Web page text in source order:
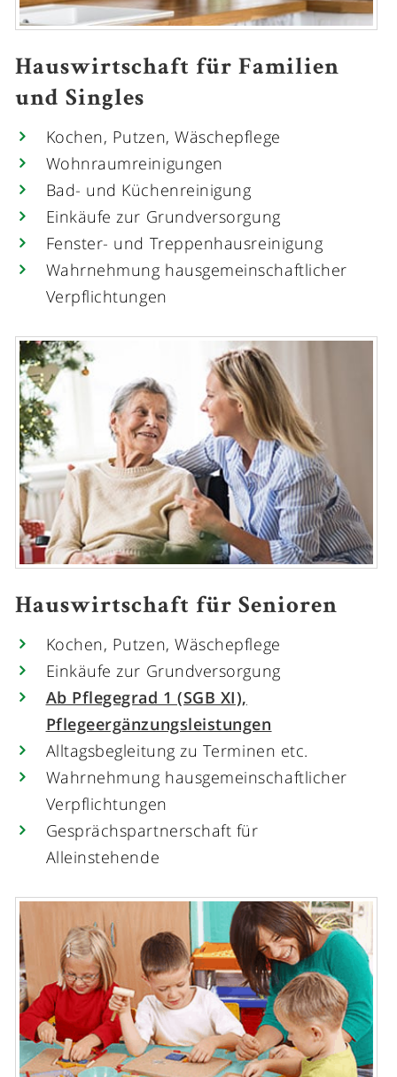
Hauswirtschaft für Familien
und Singles
Kochen, Putzen, Wäschepflege
Wohnraumreinigungen
Bad- und Küchenreinigung
Einkäufe zur Grundversorgung
Fenster- und Treppenhausreinigung
Wahrnehmung hausgemeinschaftlicher
Verpflichtungen
Hauswirtschaft für Senioren
Kochen, Putzen, Wäschepflege
Einkäufe zur Grundversorgung
Ab Pflegegrad 1 (SGB XI),
Pflegeergänzungsleistungen
Alltagsbegleitung zu Terminen etc.
Wahrnehmung hausgemeinschaftlicher
Verpflichtungen
Gesprächspartnerschaft für
Alleinstehende